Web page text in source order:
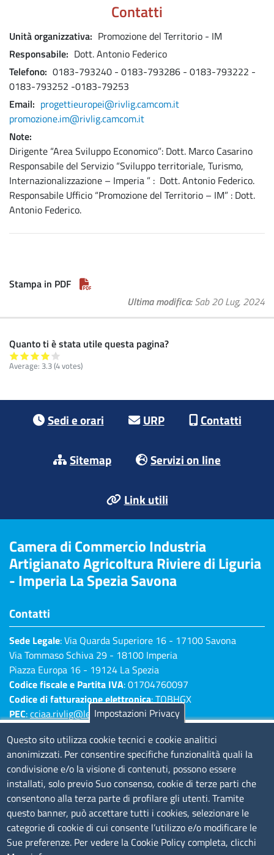
Contatti
Unità organizzativa Promozione del Territorio - IM
Responsabile Dott. Antonio Federico
Telefono 0183-793240 - 0183-793286 - 0183-793222 -
0183-793252 -0183-79253
Email
progettieuropei@rivlig.camcom.it
promozione.im@rivlig.camcom.it
Note
Dirigente “Area Sviluppo Economico”: Dott. Marco Casarino
Responsabile del Servizio “Sviluppo territoriale, Turismo,
Internazionalizzazione – Imperia ” : Dott. Antonio Federico.
Responsabile Ufficio “Promozione del Territorio – IM” : Dott.
Antonio Federico.
Stampa in PDF
Ultima modifica Sab 20 Lug, 2024
Quanto ti è stata utile questa pagina?
Average: 3.3(4 votes)
Sedi e orari URP Contatti
Sitemap Servizi on line
Link utili
Camera di Commercio Industria
Artigianato Agricoltura Riviere di Liguria
- Imperia La Spezia Savona
Contatti
Sede Legale: Via Quarda Superiore 16 - 17100 Savona
Via Tommaso Schiva 29 - 18100 Imperia
Piazza Europa 16 - 19124 La Spezia
Codice fiscale e Partita IVA: 01704760097
Codice di fatturazione elettronica: TQBHGX
PEC:cciaa.rivlig@legalmail.it
Imperia 0183 7931 - La Spezia 0187 7281
Amministrazione Trasparente
Consulta tutte le sezioni
Bilanci
Bandi di concorso
Procedimenti
Impostazioni Privacy
Questo sito utilizza cookie tecnici e cookie analitici
anonimizzati. Per consentire specifiche funzionalità quali la
condivisione e/o la visione di contenuti, possono essere
installati, solo previo Suo consenso, cookie di terze parti che
consentono alla terza parte di profilare gli utenti. Tramite
questo banner, può accettare tutti i cookies, selezionare le
categorie di cookie di cui consente l’utilizzo e/o modificare le
Sue preferenze. Per vedere la Cookie Policy completa, clicchi